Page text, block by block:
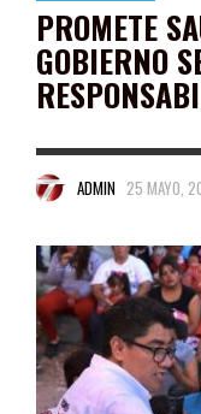
PROMETE
GOBIERNO
ADMIN 25 MAYO,